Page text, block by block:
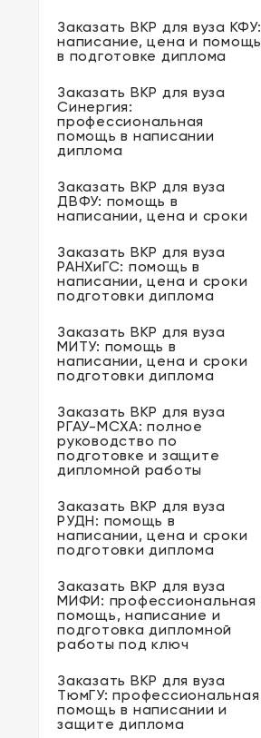
Заказать ВКР для вуза КФУ:
написание, цена и помощь
в подготовке диплома
Заказать ВКР для вуза
Синергия:
профессиональная
помощь в написании
диплома
Заказать ВКР для вуза
ДВФУ: помощь в
написании, цена и сроки
Заказать ВКР для вуза
РАНХиГС: помощь в
написании, цена и сроки
подготовки диплома
Заказать ВКР для вуза
МИТУ: помощь в
написании, цена и сроки
подготовки диплома
Заказать ВКР для вуза
РГАУ-МСХА: полное
руководство по
подготовке и защите
дипломной работы
Заказать ВКР для вуза
РУДН: помощь в
написании, цена и сроки
подготовки диплома
Заказать ВКР для вуза
МИФИ: профессиональная
помощь, написание и
подготовка дипломной
работы под ключ
Заказать ВКР для вуза
ТюмГУ: профессиональная
помощь в написании и
защите диплома